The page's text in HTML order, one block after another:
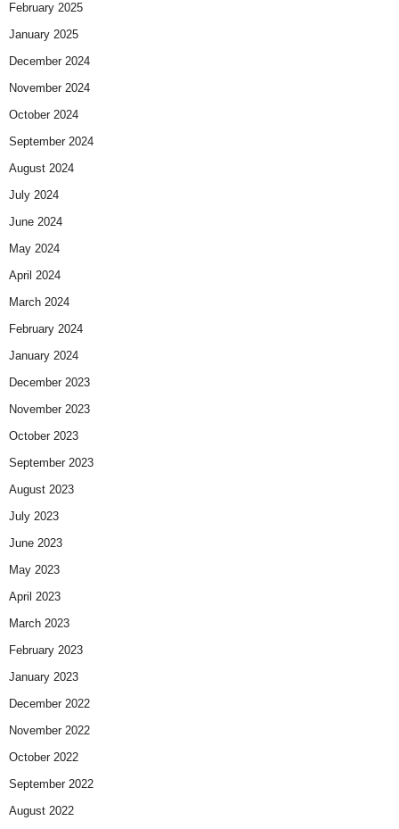
February 2025
January 2025
December 2024
November 2024
October 2024
September 2024
August 2024
July 2024
June 2024
May 2024
April 2024
March 2024
February 2024
January 2024
December 2023
November 2023
October 2023
September 2023
August 2023
July 2023
June 2023
May 2023
April 2023
March 2023
February 2023
January 2023
December 2022
November 2022
October 2022
September 2022
August 2022